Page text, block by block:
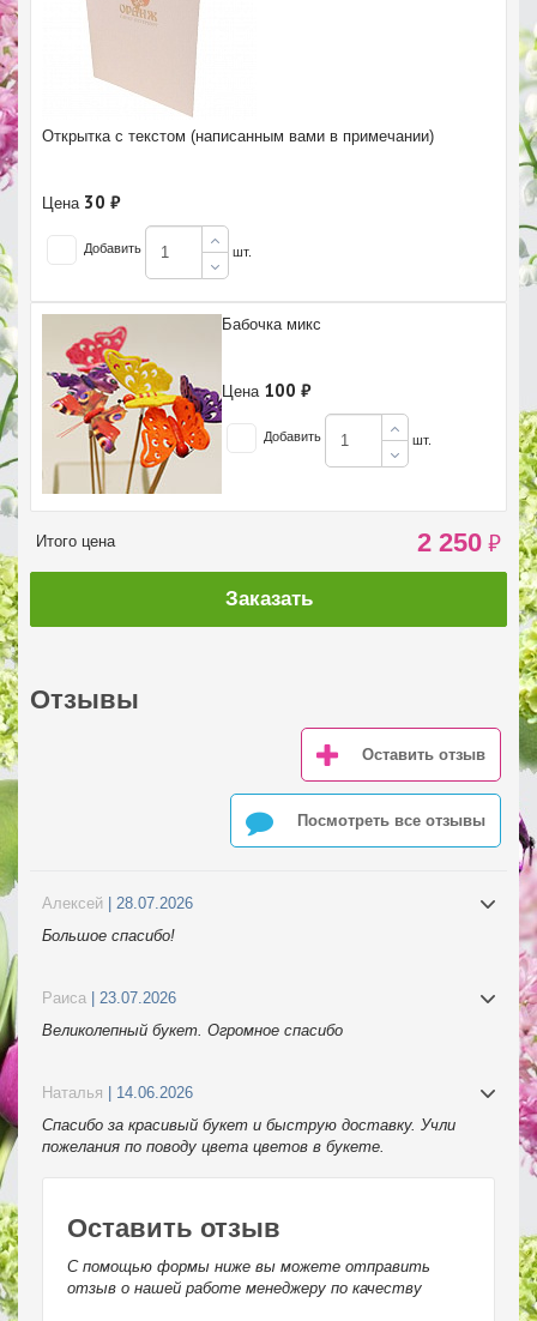
Открытка с текстом (написанным вами в примечании)
Цена 30 ₽
Добавить шт.
Бабочка микс
Цена 100 ₽
Добавить шт.
Итого цена 2 250 ₽
Заказать
Отзывы
Оставить отзыв
Посмотреть все отзывы
Алексей | 28.07.2026
Большое спасибо!
Раиса | 23.07.2026
Великолепный букет. Огромное спасибо
Наталья
| 14.06.2026
Спасибо за красивый букет и быструю доставку. Учли
пожелания по поводу цвета цветов в букете.
Оставить отзыв
С помощью формы ниже вы можете отправить
отзыв о нашей работе менеджеру по качеству